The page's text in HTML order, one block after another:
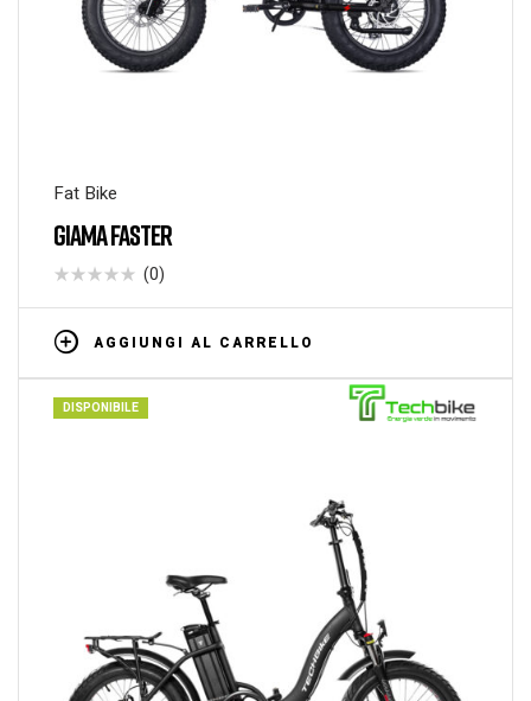
Fat Bike
GIAMA FASTER
(0)
AGGIUNGI AL CARRELLO
DISPONIBILE